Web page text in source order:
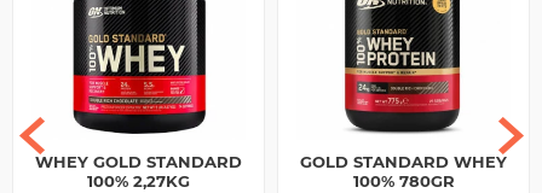
WHEY GOLD STANDARD
100% 2,27KG
GOLD STANDARD WHEY
100% 780GR